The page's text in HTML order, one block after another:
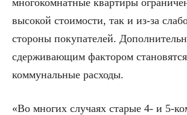
высокой стоимости, так и из-за
стороны покупателей.
сдерживающим фактором
коммунальные расходы.
«Во многих случаях старые 4- и 5-